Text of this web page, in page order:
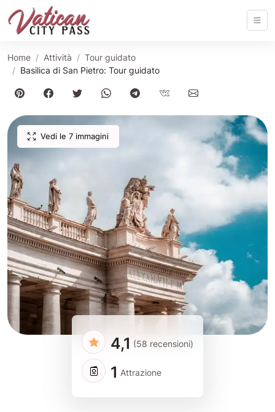
Home Attività
Tour guidato
Basilica di San Pietro: Tour guidato
Vedi le 7 immagini
4,1 (58 recensioni)
1 Attrazione